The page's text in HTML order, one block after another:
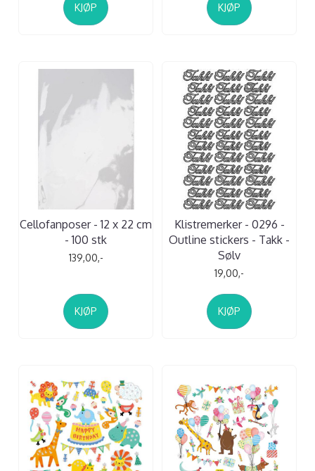
KJØP KJØP
Cellofanposer - 12 x 22 cm
- 100 stk
139,00,-
KJØP
Klistremerker - 0296 -
Outline stickers - Takk -
Sølv
19,00,-
KJØP